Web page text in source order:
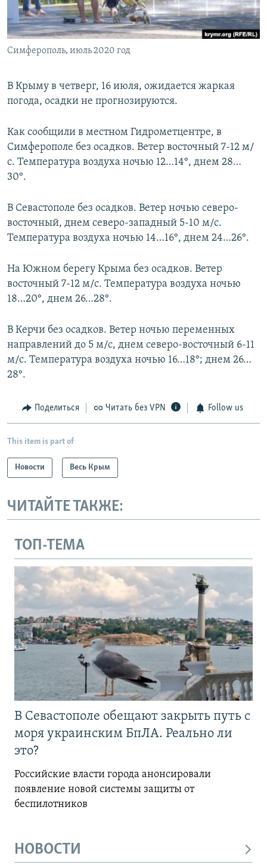
ПОБЕДИТЕЛЕЙ НЕ СУДЯТ?
КРЫМ.НЕПОКОРЕННЫЙ
ELIFBE
ПРИСОЕДИНЯЙТЕСЬ!
Все сайты RFE/RL
Симферополь, июль 2020 год
В Крыму в четверг, 16 июля, ожидается жаркая
погода, осадки не прогнозируются.
Как сообщили в местном Гидрометцентре, в
Симферополе без осадков. Ветер восточный 7-12 м/
с. Температура воздуха ночью 12…14°, днем 28…
30°.
В Севастополе без осадков. Ветер ночью северо-
восточный, днем северо-западный 5-10 м/с.
Температура воздуха ночью 14…16°, днем 24…26°.
На Южном берегу Крыма без осадков. Ветер
восточный 7-12 м/с. Температура воздуха ночью
18…20°, днем 26…28°.
В Керчи без осадков. Ветер ночью переменных
направлений до 5 м/с, днем северо-восточный 6-11
м/с. Температура воздуха ночью 16…18°; днем 26…
28°.
Поделиться Читать без VPN Follow us
This item is part of
Новости Весь Крым
ЧИТАЙТЕ ТАКЖЕ:
ТОП-ТЕМА
В Севастополе обещают закрыть путь с
моря украинским БпЛА. Реально ли
это?
Российские власти города анонсировали
появление новой системы защиты от
беспилотников
НОВОСТИ